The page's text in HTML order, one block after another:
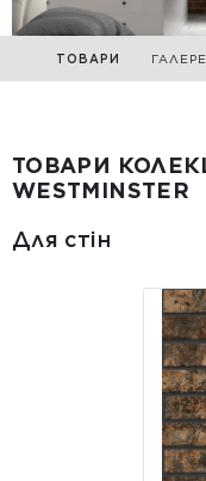
ТОВАРИ
ТОВАРИ
WESTMINSTER
Для стін